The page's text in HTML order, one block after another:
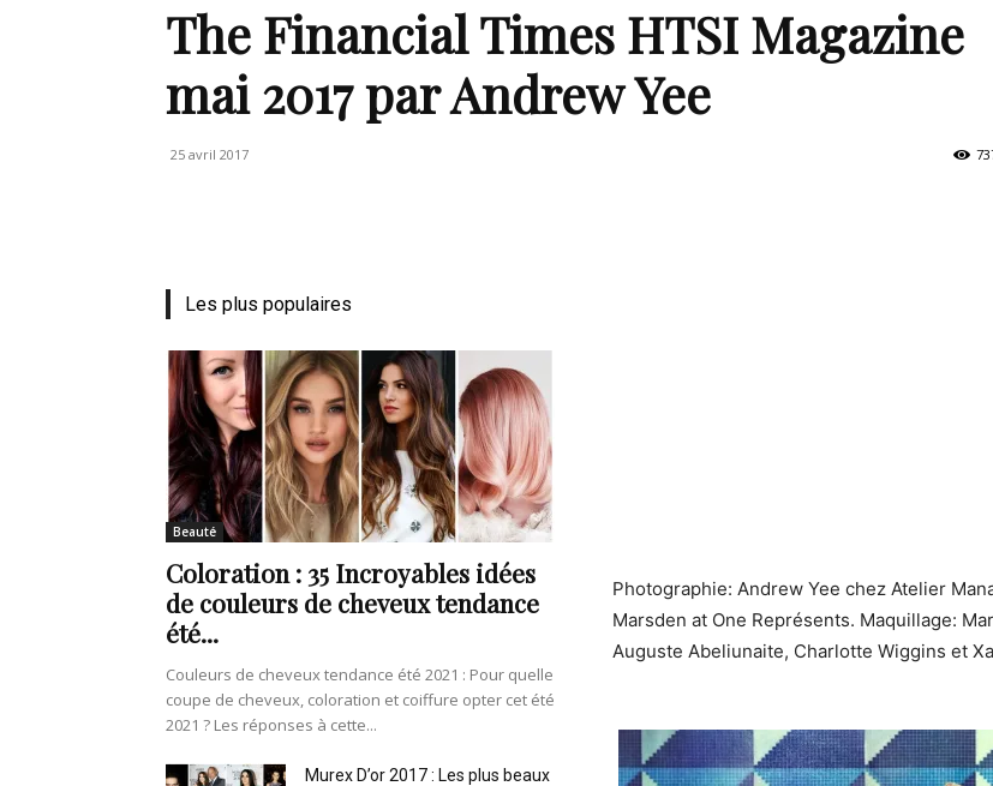
de
Numéro
un
en
Tunisie
The Financial Times HTSI Magazine
mai 2017 par Andrew Yee
25 avril 2017
Photographie: Andrew Yee chez Atelier
Marsden at One Représents. Maquillage:
Auguste Abeliunaite, Charlotte Wiggins et
Les plus populaires
Beauté
Coloration : 35 Incroyables idées
de couleurs de cheveux tendance
été...
Couleurs de cheveux tendance été 2021 : Pour quelle
coupe de cheveux, coloration et coiffure opter cet été
2021 ? Les réponses à cette...
Murex D’or 2017 : Les plus beaux